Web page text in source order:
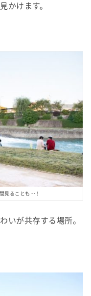
かけます。
見ることも…！
いが共存する場所。